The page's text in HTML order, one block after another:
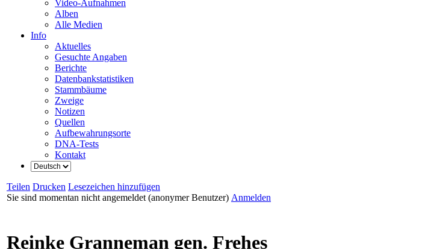
Video-Aufnahmen
Alben
Alle Medien
Info
Aktuelles
Gesuchte Angaben
Berichte
Datenbankstatistiken
Stammbäume
Zweige
Notizen
Quellen
Aufbewahrungsorte
DNA-Tests
Kontakt
Teilen Drucken Lesezeichen hinzufügen
Sie sind momentan nicht angemeldet (anonymer Benutzer) Anmelden
Reinke Granneman gen. Frehes